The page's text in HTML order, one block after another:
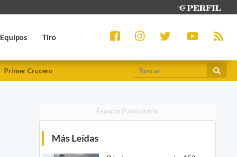
Equipos Tiro
Primer Crucero
Espacio Publicitario
Más Leídas